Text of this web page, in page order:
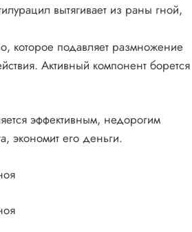
вытягивает из раны гной,
которое подавляет размножение
Активный компонент борется
эффективным, недорогим
экономит его деньги.